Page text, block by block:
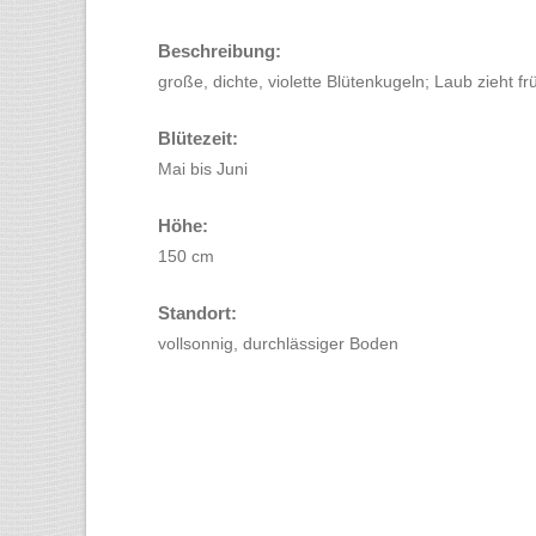
Beschreibung:
große, dichte, violette Blütenkugeln; Laub zieht
Blütezeit:
Mai bis Juni
Höhe:
150 cm
Standort:
vollsonnig, durchlässiger Boden